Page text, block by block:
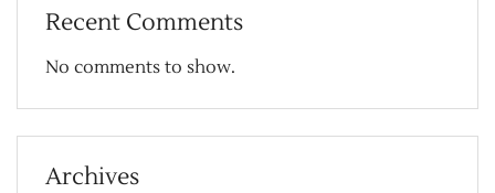
Recent Comments
No comments to show.
Archives